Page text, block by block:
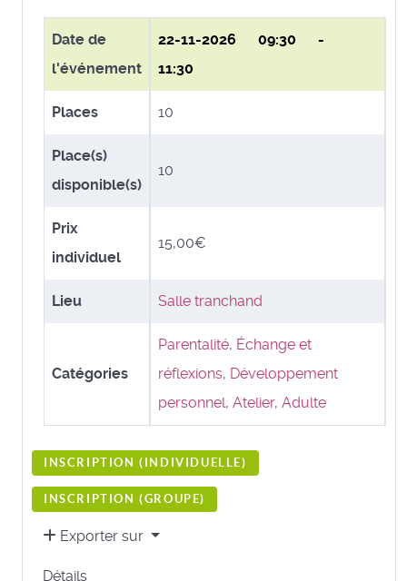
Date de
l'événement
22-11-2026 09:30 -
11:30
Places 10
Place(s)
disponible(s)
10
Prix
individuel
15,00€
Lieu Salle tranchand
Catégories
Parentalité, Échange et
réflexions, Développement
personnel, Atelier, Adulte
INSCRIPTION ( INDIVIDUELLE)
INSCRIPTION (GROUPE)
Exporter sur
Détails